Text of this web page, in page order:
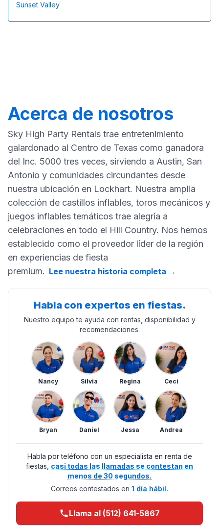
Sunset Valley
Acerca de nosotros
Sky High Party Rentals trae entretenimiento
galardonado al Centro de Texas como ganadora
del Inc. 5000 tres veces, sirviendo a Austin, San
Antonio y comunidades circundantes desde
nuestra ubicación en Lockhart. Nuestra amplia
colección de castillos inflables, toros mecánicos y
juegos inflables temáticos trae alegría a
celebraciones en todo el Hill Country. Nos hemos
establecido como el proveedor líder de la región
en experiencias de fiesta
premium. Lee nuestra historia completa →
Habla con expertos en fiestas.
Nuestro equipo te ayuda con rentas, disponibilidad y
recomendaciones.
Nancy Silvia Regina Ceci
Bryan Daniel Jessa Andrea
Habla por teléfono con un especialista en renta de
fiestas, casi todas las llamadas se contestan en
menos de 30 segundos.
Correos contestados en 1 día hábil.
Llama al (512) 641-5867